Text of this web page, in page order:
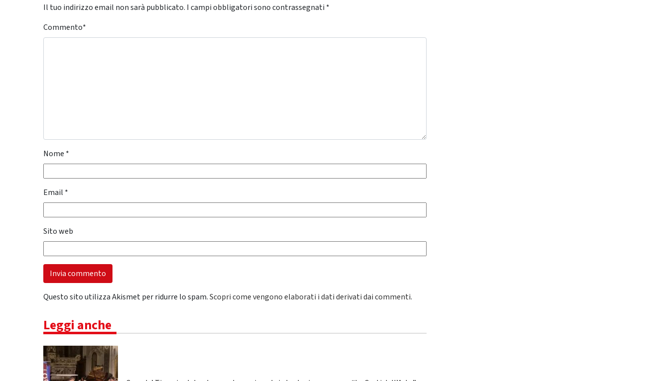
Il tuo indirizzo email non sarà pubblicato. I campi obbligatori sono contrassegnati *
Commento*
Nome *
Email *
Sito web
Questo sito utilizza Akismet per ridurre lo spam.Scopri come vengono elaborati i dati derivati dai commenti.
Leggi anche